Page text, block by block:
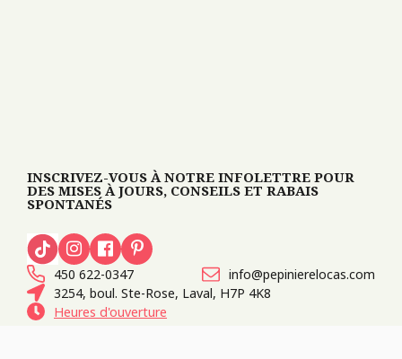
INSCRIVEZ-VOUS À NOTRE INFOLETTRE POUR
DES MISES À JOURS, CONSEILS ET RABAIS
SPONTANÉS
450 622-0347
info@pepinierelocas.com
3254, boul. Ste-Rose, Laval, H7P 4K8
Heures d'ouverture